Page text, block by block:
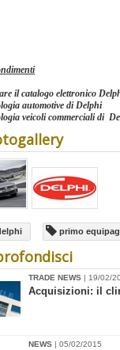
il catalogo elettronico
automotive di Delphi
veicoli commerciali di
primo
TRADE NEWS | 19/02/
Acquisizioni: il
NEWS | 05/02/2015